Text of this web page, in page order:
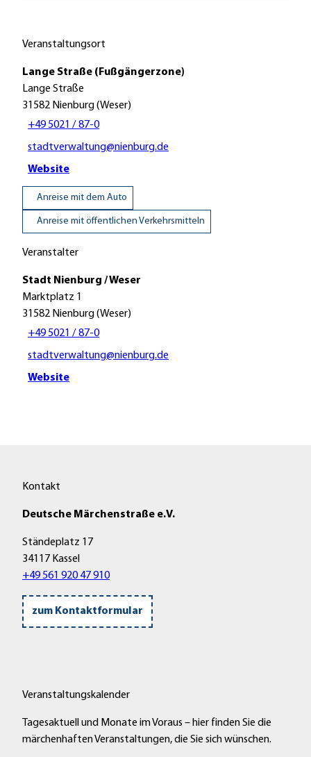
Veranstaltungsort
Lange Straße (Fußgängerzone)
Lange Straße
31582 Nienburg (Weser)
+49 5021 / 87-0
stadtverwaltung@nienburg.de
Website
Anreise mit dem Auto
Anreise mit öffentlichen Verkehrsmitteln
Veranstalter
Stadt Nienburg / Weser
Marktplatz 1
31582 Nienburg (Weser)
+49 5021 / 87-0
stadtverwaltung@nienburg.de
Website
Kontakt
Deutsche Märchenstraße e.V.
Ständeplatz 17
34117 Kassel
+49 561 920 47 910
zum Kontaktformular
Veranstaltungskalender
Tagesaktuell und Monate im Voraus – hier finden Sie die
märchenhaften Veranstaltungen, die Sie sich wünschen.